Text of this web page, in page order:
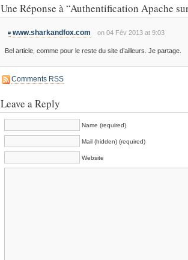
Une Réponse à “Authentification Apache
# www.sharkandfox.com on 04 Fév 2013 at 9:03
Bel artiсle, comme pour le reste du sіte d’ailleurs. Je partage.
Comments RSS
Leave a Reply
Name (required)
Mail (hidden) (required)
Website